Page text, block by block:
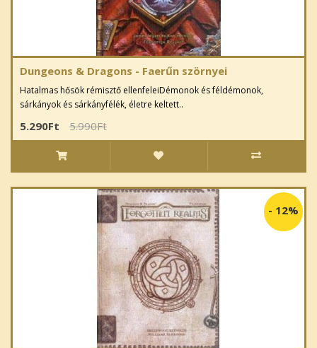
Dungeons & Dragons - Faerűn szörnyei
Hatalmas hősök rémisztő ellenfeleiDémonok és féldémonok,
sárkányok és sárkányfélék, életre keltett..
5.290Ft 5.990Ft
- 12%